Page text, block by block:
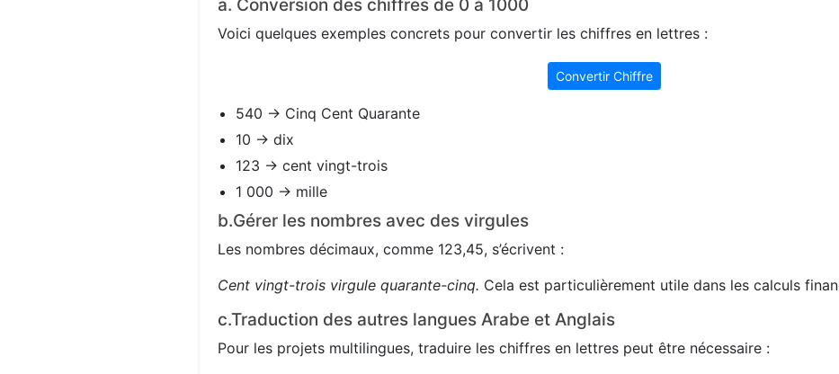
a. Conversion des chiffres de 0 à 1000
Voici quelques exemples concrets pour convertir les chiffres en lettres :
Convertir Chiffre
540 → Cinq Cent Quarante
10 → dix
123 → cent vingt-trois
1 000 → mille
b.Gérer les nombres avec des virgules
Les nombres décimaux, comme 123,45, s’écrivent :
Cent vingt-trois virgule quarante-cinq. Cela est particulièrement utile dans les calculs
c.Traduction des autres langues Arabe et Anglais
Pour les projets multilingues, traduire les chiffres en lettres peut être nécessaire :